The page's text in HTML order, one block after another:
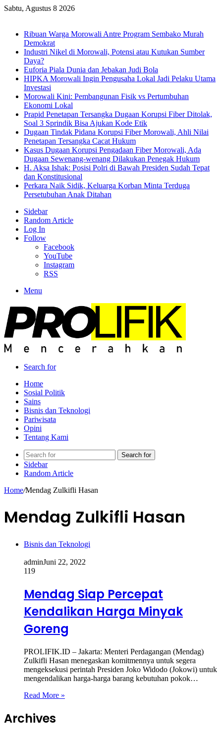
Sabtu, Agustus 8 2026
Ribuan Warga Morowali Antre Program Sembako Murah
Demokrat
Industri Nikel di Morowali, Potensi atau Kutukan Sumber
Daya?
Euforia Piala Dunia dan Jebakan Judi Bola
HIPKA Morowali Ingin Pengusaha Lokal Jadi Pelaku Utama
Investasi
Morowali Kini: Pembangunan Fisik vs Pertumbuhan
Ekonomi Lokal
Prapid Penetapan Tersangka Dugaan Korupsi Fiber Ditolak,
Soal 3 Sprindik Bisa Ajukan Kode Etik
Dugaan Tindak Pidana Korupsi Fiber Morowali, Ahli Nilai
Penetapan Tersangka Cacat Hukum
Kasus Dugaan Korupsi Pengadaan Fiber Morowali, Ada
Dugaan Sewenang-wenang Dilakukan Penegak Hukum
H. Aksa Ishak: Posisi Polri di Bawah Presiden Sudah Tepat
dan Konstitusional
Perkara Naik Sidik, Keluarga Korban Minta Terduga
Persetubuhan Anak Ditahan
Sidebar
Random Article
Log In
Follow
Facebook
YouTube
Instagram
RSS
Menu
Search for
Home
Sosial Politik
Sains
Bisnis dan Teknologi
Pariwisata
Opini
Tentang Kami
Search for
Sidebar
Random Article
Home/Mendag Zulkifli Hasan
Mendag Zulkifli Hasan
Bisnis dan Teknologi
adminJuni 22, 2022
119
Mendag Siap Percepat
Kendalikan Harga Minyak
Goreng
PROLIFIK.ID – Jakarta: Menteri Perdagangan (Mendag)
Zulkifli Hasan menegaskan komitmennya untuk segera
mengeksekusi perintah Presiden Joko Widodo (Jokowi) untuk
mengendalikan harga-harga barang kebutuhan pokok…
Read More »
Archives